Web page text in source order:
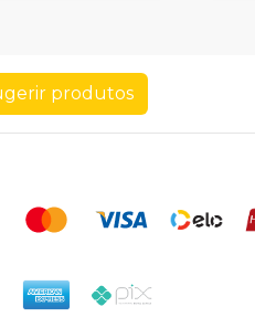
produtos